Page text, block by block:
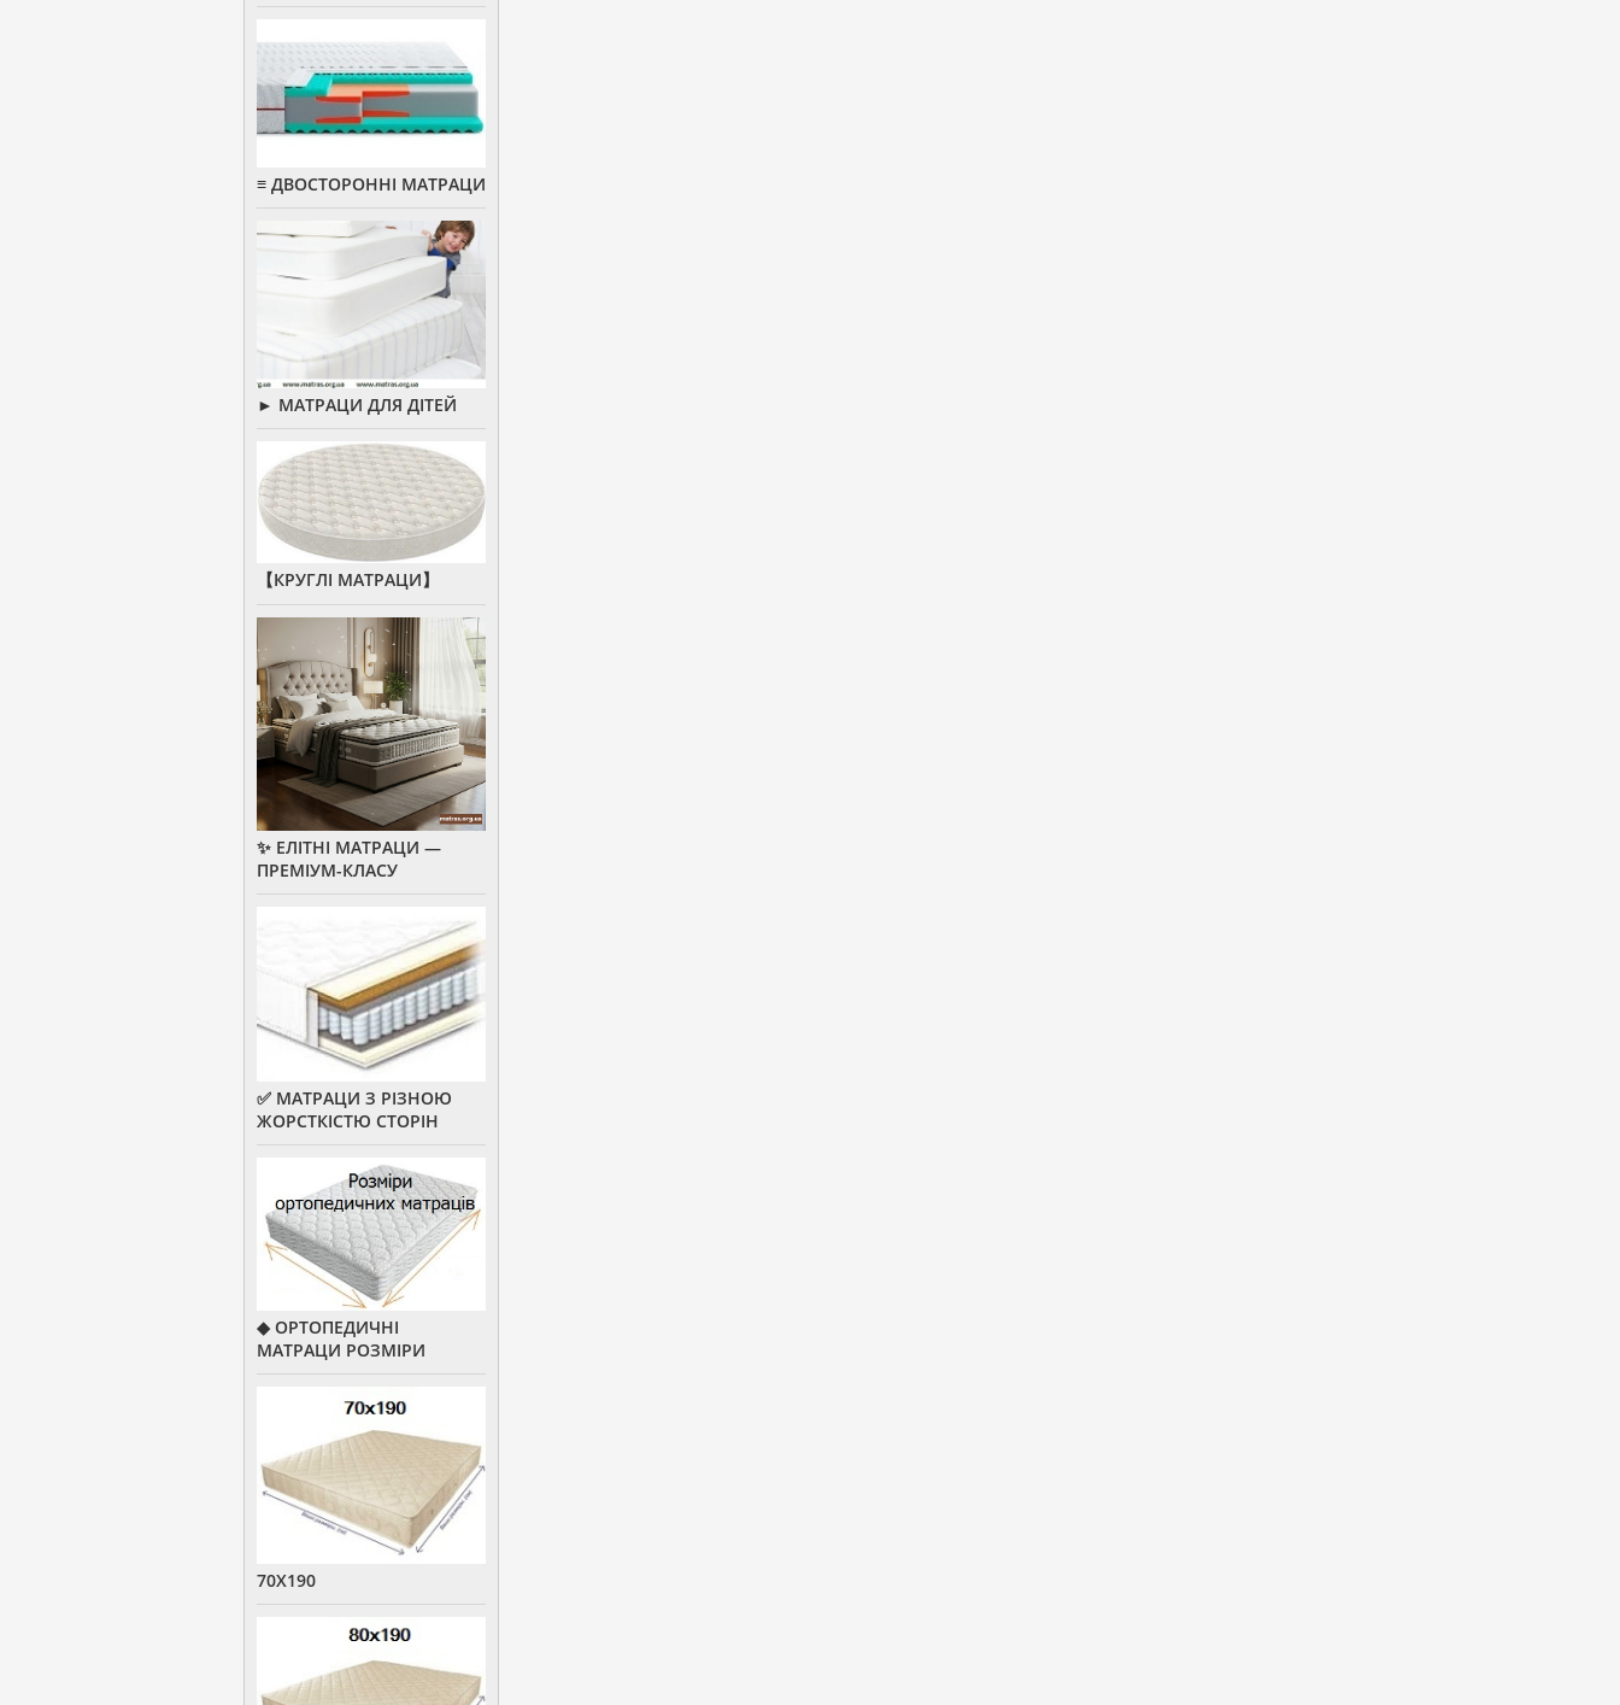
≡ ДВОСТОРОННІ МАТРАЦИ
► МАТРАЦИ ДЛЯ ДІТЕЙ
【КРУГЛІ МАТРАЦИ】
✨ ЕЛІТНІ МАТРАЦИ —
ПРЕМІУМ-КЛАСУ
✅ МАТРАЦИ З РІЗНОЮ
ЖОРСТКІСТЮ СТОРІН
◆ ОРТОПЕДИЧНІ
МАТРАЦИ РОЗМІРИ
70Х190